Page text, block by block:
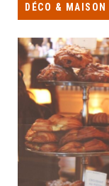
DÉCO & MAISON